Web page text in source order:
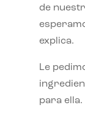
de
explica.
Le
para ella.